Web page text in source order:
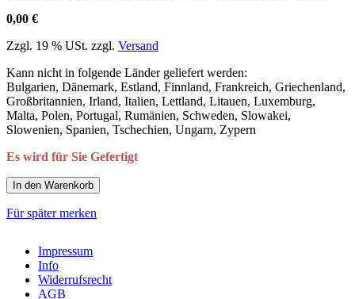
0,00 €
Zzgl. 19 % USt. zzgl. Versand
Kann nicht in folgende Länder geliefert werden:
Bulgarien, Dänemark, Estland, Finnland, Frankreich, Griechenland,
Großbritannien, Irland, Italien, Lettland, Litauen, Luxemburg,
Malta, Polen, Portugal, Rumänien, Schweden, Slowakei,
Slowenien, Spanien, Tschechien, Ungarn, Zypern
Es wird für Sie Gefertigt
In den Warenkorb
Für später merken
Impressum
Info
Widerrufsrecht
AGB